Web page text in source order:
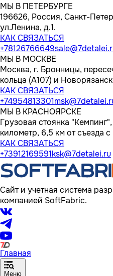
МЫ В ПЕТЕРБУРГЕ
196626, Россия, Санкт-
ул.Ленина, д.1.
КАК СВЯЗАТЬСЯ
+78126766649
МЫ В МОСКВЕ
Москва, г. Бронницы,
кольца (А107) и
КАК СВЯЗАТЬСЯ
+74954813301
МЫ В КРАСНОЯРСКЕ
Грузовая стоянка
километр, 6,5 км от съезда
КАК СВЯЗАТЬСЯ
+73912169591ksk@7detalei.ru
Сайт и учетная система
компанией SoftFabric.
Главная
Меню